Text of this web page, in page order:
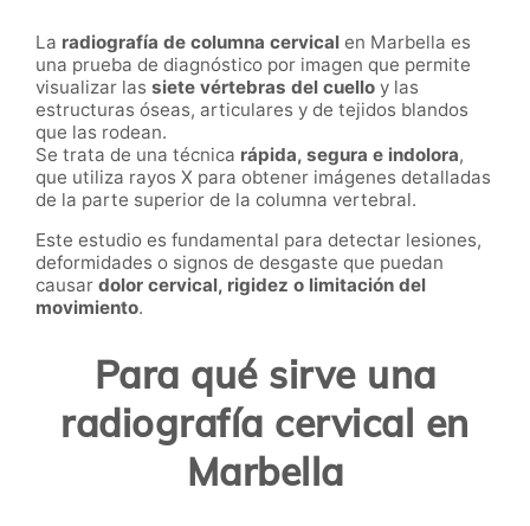
La radiografía de columna cervical en Marbella es
una prueba de diagnóstico por imagen que permite
visualizar las siete vértebras del cuello y las
estructuras óseas, articulares y de tejidos blandos
que las rodean.
Se trata de una técnica rápida, segura e indolora,
que utiliza rayos X para obtener imágenes detalladas
de la parte superior de la columna vertebral.
Este estudio es fundamental para detectar lesiones,
deformidades o signos de desgaste que puedan
causar dolor cervical, rigidez o limitación del
movimiento.
Para qué sirve una
radiografía cervical en
Marbella